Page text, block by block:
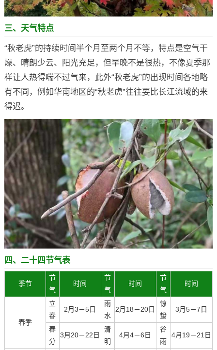
三、天气特点
“秋老虎”的持续时间半个月至两个月不等，特点是空气干
燥、晴朗少云、阳光充足，但早晚不是很热，不像夏季那
样让人热得喘不过气来，此外“秋老虎”的出现时间各地略
有不同，例如华南地区的“秋老虎”往往要比长江流域的来
得迟。
四、二十四节气表
季节
节
气
时间
节
气
时间
节
气
时间
春季
立
春
2月3－5日
雨
水
2月18－20日
惊
蛰
3月5－7日
春
分
3月20－22日
清
明
4月4－6日
谷
雨
4月19－21日